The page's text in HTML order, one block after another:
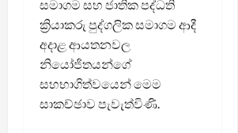
සමාගම සහ ජාතික පද්ධති
ක්‍රියාකරු පුද්ගලික සමාගම ආදී
අදාළ ආයතනවල
නියෝජිතයන්ගේ
සහභාගිත්වයෙන් මෙම
සාකච්ඡාව පැවැත්විණි.